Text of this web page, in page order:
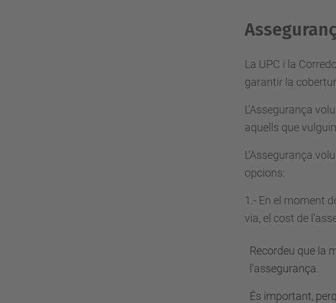
La UPC i la
garantir la
L'Assegurança
aquells que
L'Assegurança
opcions:
1.- En el moment
via, el cost de
Recordeu que la
l'assegurança.
És important,